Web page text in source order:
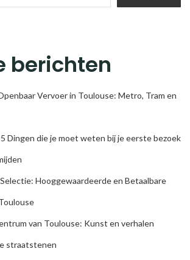
berichten
Vervoer in Toulouse: Metro, Tram en
Dingen die je moet weten bij je eerste bezoek
Hooggewaardeerde en Betaalbare
van Toulouse: Kunst en verhalen
straatstenen